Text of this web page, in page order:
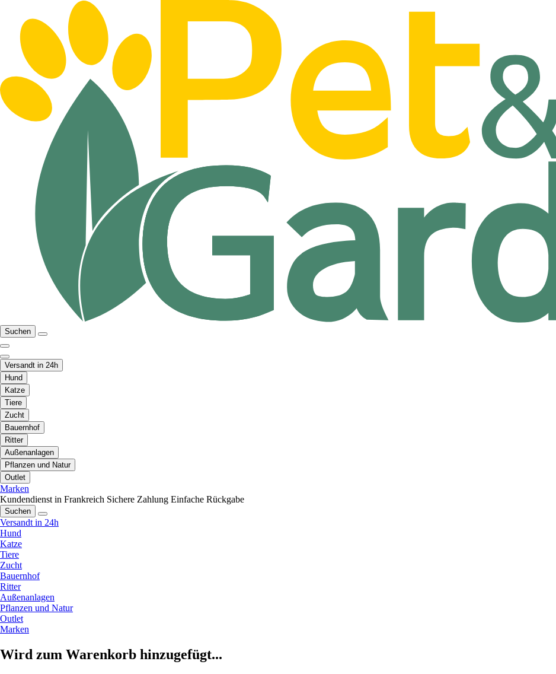
Suchen
Versandt in 24h
Hund
Katze
Tiere
Zucht
Bauernhof
Ritter
Außenanlagen
Pflanzen und Natur
Outlet
Marken
Kundendienst in Frankreich Sichere Zahlung Einfache Rückgabe
Suchen
Versandt in 24h
Hund
Katze
Tiere
Zucht
Bauernhof
Ritter
Außenanlagen
Pflanzen und Natur
Outlet
Marken
Wird zum Warenkorb hinzugefügt...